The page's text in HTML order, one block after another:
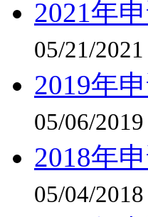
2021年
05/21/2021
2019年
05/06/2019
2018年
05/04/2018